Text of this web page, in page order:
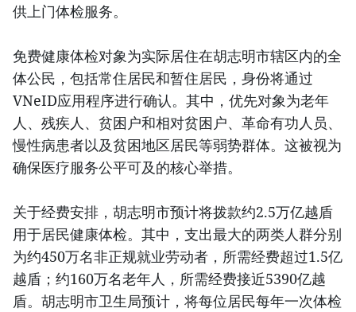
供上门体检服务。
免费健康体检对象为实际居住在胡志明市辖区内的全
体公民，包括常住居民和暂住居民，身份将通过
VNeID应用程序进行确认。其中，优先对象为老年
人、残疾人、贫困户和相对贫困户、革命有功人员、
慢性病患者以及贫困地区居民等弱势群体。这被视为
确保医疗服务公平可及的核心举措。
关于经费安排，胡志明市预计将拨款约2.5万亿越盾
用于居民健康体检。其中，支出最大的两类人群分别
为约450万名非正规就业劳动者，所需经费超过1.5亿
越盾；约160万名老年人，所需经费接近5390亿越
盾。胡志明市卫生局预计，将每位居民每年一次体检